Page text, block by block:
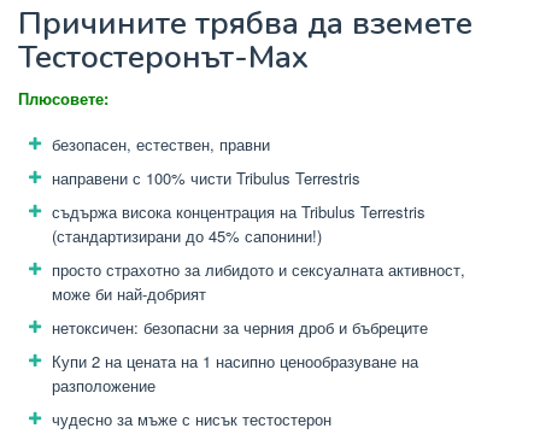
Причините трябва да вземете
Тестостеронът-Max
Плюсовете:
безопасен, естествен, правни
направени с 100% чисти Tribulus Terrestris
съдържа висока концентрация на Tribulus Terrestris
(стандартизирани до 45% сапонини!)
просто страхотно за либидото и сексуалната активност,
може би най-добрият
нетоксичен: безопасни за черния дроб и бъбреците
Купи 2 на цената на 1 насипно ценообразуване на
разположение
чудесно за мъже с нисък тестостерон